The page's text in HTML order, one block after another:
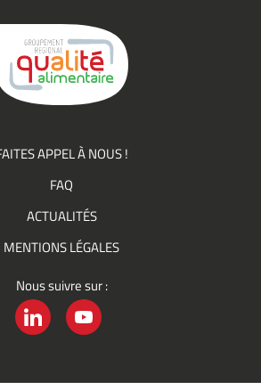
APPEL À NOUS !
FAQ
ACTUALITÉS
MENTIONS LÉGALES
Nous suivre sur :